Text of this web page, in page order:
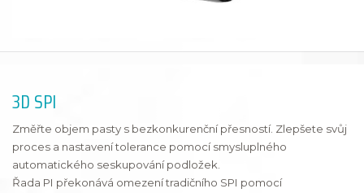
3D SPI
Změřte objem pasty s bezkonkurenční přesností. Zlepšete svůj
proces a nastavení tolerance pomocí smysluplného
automatického seskupování podložek.
Řada PI překonává omezení tradičního SPI pomocí